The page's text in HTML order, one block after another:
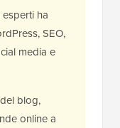
ha
SEO,
media e
blog,
online a